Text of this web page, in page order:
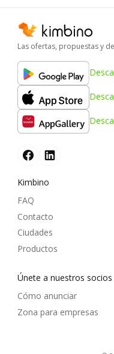
Las ofertas, propuestas y
Kimbino
FAQ
Contacto
Ciudades
Productos
Únete a nuestros socios
Cómo anunciar
Zona para empresas